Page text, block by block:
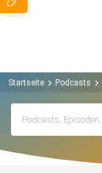
Startseite Podcasts